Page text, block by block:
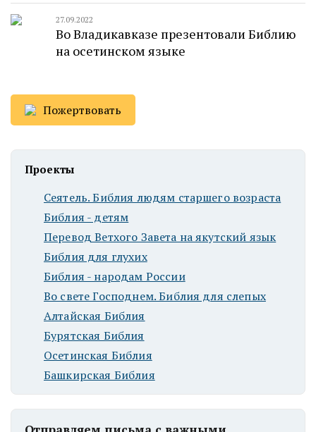
27.09.2022
Во Владикавказе презентовали Библию
на осетинском языке
Пожертвовать
Проекты
Сеятель. Библия людям старшего возраста
Библия - детям
Перевод Ветхого Завета на якутский язык
Библия для глухих
Библия - народам России
Во свете Господнем. Библия для слепых
Алтайская Библия
Бурятская Библия
Осетинская Библия
Башкирская Библия